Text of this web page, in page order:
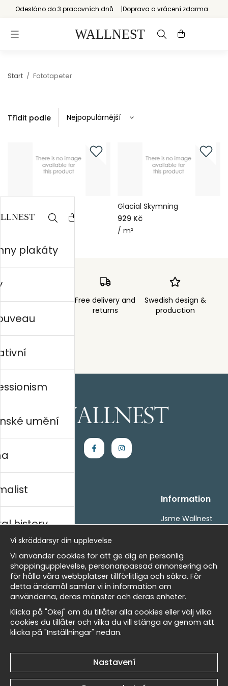
Odesláno do 3 pracovních dnů Doprava a vrácení zdarma
Start / Fototapeter
Třídit podle
729 Kč
Glacial Skymning
929 Kč
/ m²
Order sent within Free delivery and
returns
Swedish design &
production
Kontakta oss
- Returer och återbetalningar
- Leverans - enkelt, snabbt &amp; gratis
Om cookies
Mina favoriter
Information
Jsme Wallnest
Newsletter
Získejte naše nejlepší nabídky a novinky!
E-
mailová
adresa
plakáty
umění
history
Vi skräddarsyr din upplevelse
Vi använder cookies för att ge dig en personlig
shoppingupplevelse, personanpassad annonsering och
för hålla våra webbplatser tillförlitliga och säkra. För
detta ändamål samlar vi in information om
användarna, deras mönster och deras enheter.
Klicka på "Okej" om du tillåter alla cookies eller välj vilka
cookies du tillåter och vilka du vill stänga av genom att
klicka på "Inställningar" nedan.
Nastavení